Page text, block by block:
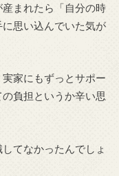
まれたら「自分の時
思い込んでいた気が
家にもずっとサポー
負担というか辛い思
てなかったんでしょ